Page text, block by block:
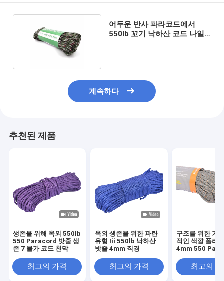
어두운 반사 파라코드에서
550lb 꼬기 낙하산 코드 나일
계속하다
추천된 제품
생존을 위해 옥외 550lb
550 Paracord 밧줄 생
존 7 물가 코드 천막
최고의 가격
옥외 생존을 위한 파란
유형 Iii 550lb 낙하산
밧줄 4mm 직경
최고의 가격
구조를 위한 가
적인 색깔 폴리
4mm 550
최고의